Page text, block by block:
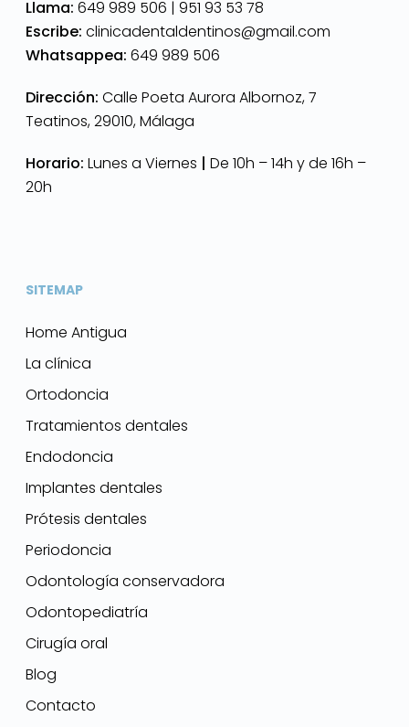
Llama: 649 989 506 | 951 93 53 78
Escribe: clinicadentaldentinos@gmail.com
Whatsappea: 649 989 506
Dirección: Calle Poeta Aurora Albornoz, 7
Teatinos, 29010, Málaga
Horario: Lunes a Viernes | De 10h – 14h y de 16h –
20h
SITEMAP
Home Antigua
La clínica
Ortodoncia
Tratamientos dentales
Endodoncia
Implantes dentales
Prótesis dentales
Periodoncia
Odontología conservadora
Odontopediatría
Cirugía oral
Blog
Contacto